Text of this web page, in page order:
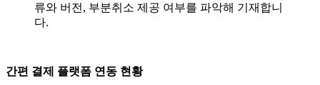
류와 버전, 부분취소 제공 여부를 파악해 기재합니
다.
간편 결제 플랫폼 연동 현황